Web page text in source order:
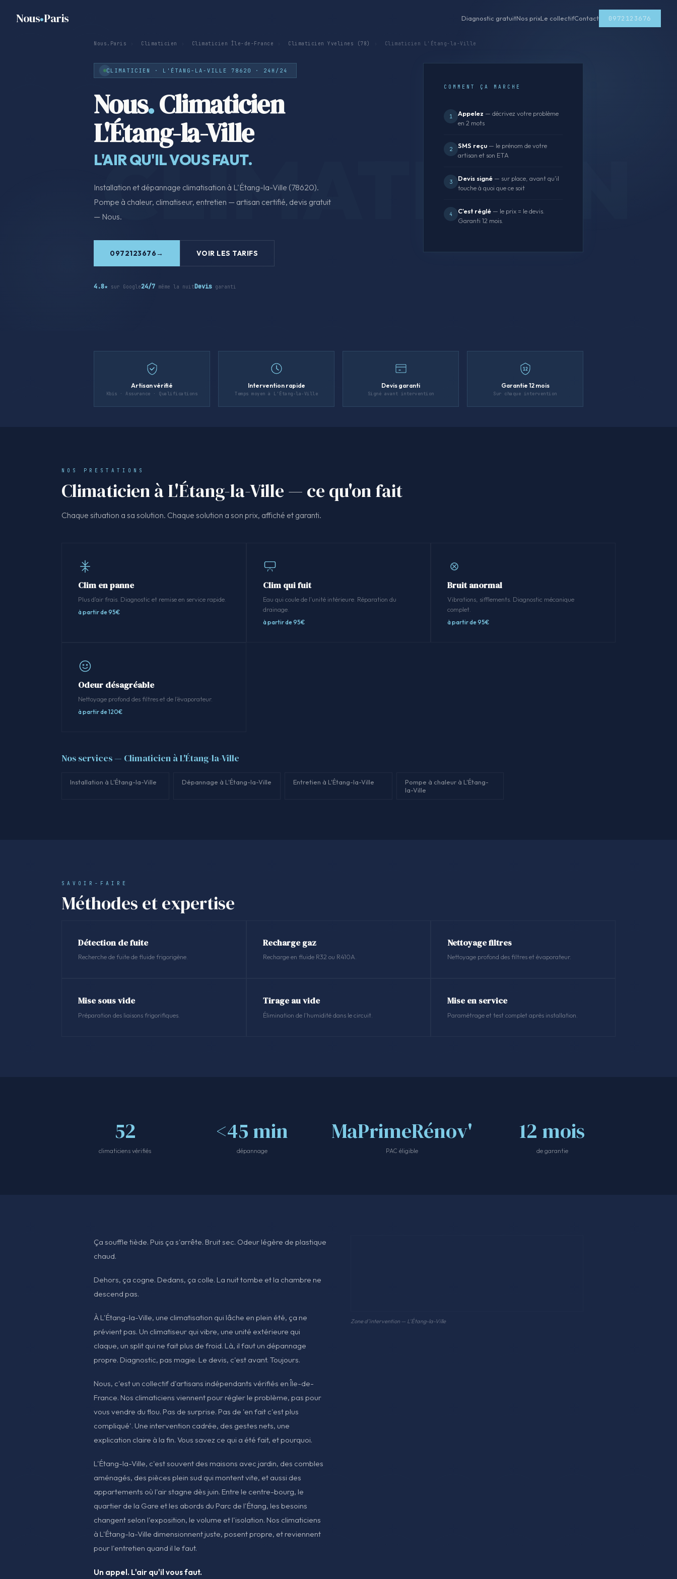
Nous Paris Diagnostic gratuitNos prixLe collectifContact 0972123676
Nous.Paris Climaticien Climaticien Île-de-France Climaticien Yvelines (78) Climaticien L'Étang-la-Ville
CLIMATICIEN · L'ÉTANG-LA-VILLE 78620 · 24H/24
Nous.Climaticien
L'Étang-la-Ville
L'AIR QU'IL VOUS FAUT.
Installation et dépannage climatisation à L'Étang-la-Ville (78620).
Pompe à chaleur, climatiseur, entretien — artisan certifié, devis gratuit
— Nous.
0972123676 VOIR LES TARIFS
4.8★ sur Google24/7 même la nuitDevis garanti
COMMENT ÇA MARCHE
1 Appelez — décrivez votre problème
en 2 mots
2 SMS reçu — le prénom de votre
artisan et son ETA
3 Devis signé — sur place, avant qu'il
touche à quoi que ce soit
4 C'est réglé — le prix = le devis.
Garanti 12 mois.
Artisan vérifié
Kbis · Assurance · Qualifications
Intervention rapide
Temps moyen à L'Étang-la-Ville
Devis garanti
Signé avant intervention
12
Garantie 12 mois
Sur chaque intervention
NOS PRESTATIONS
Climaticien à L'Étang-la-Ville — ce qu'on fait
Chaque situation a sa solution. Chaque solution a son prix, affiché et garanti.
Clim en panne
Plus d'air frais. Diagnostic et remise en service rapide.
à partir de 95€
Clim qui fuit
Eau qui coule de l'unité intérieure. Réparation du
drainage.
à partir de 95€
Bruit anormal
Vibrations, sifflements. Diagnostic mécanique
complet.
à partir de 95€
Odeur désagréable
Nettoyage profond des filtres et de l'évaporateur.
à partir de 120€
Nos services — Climaticien à L'Étang-la-Ville
Installation à L'Étang-la-Ville Dépannage à L'Étang-la-Ville Entretien à L'Étang-la-Ville
Pompe à chaleur à L'Étang-
la-Ville
SAVOIR-FAIRE
Méthodes et expertise
Détection de fuite
Recherche de fuite de fluide frigorigène.
Recharge gaz
Recharge en fluide R32 ou R410A.
Nettoyage filtres
Nettoyage profond des filtres et évaporateur.
Mise sous vide
Préparation des liaisons frigorifiques.
Tirage au vide
Élimination de l'humidité dans le circuit.
Mise en service
Paramétrage et test complet après installation.
52
climaticiens vérifiés
<45 min
dépannage
MaPrimeRénov'
PAC éligible
12 mois
de garantie
Ça souffle tiède. Puis ça s'arrête. Bruit sec. Odeur légère de plastique
chaud.
Dehors, ça cogne. Dedans, ça colle. La nuit tombe et la chambre ne
descend pas.
À L'Étang-la-Ville, une climatisation qui lâche en plein été, ça ne
prévient pas. Un climatiseur qui vibre, une unité extérieure qui
claque, un split qui ne fait plus de froid. Là, il faut un dépannage
propre. Diagnostic, pas magie. Le devis, c'est avant. Toujours.
Nous, c'est un collectif d'artisans indépendants vérifiés en Île-de-
France. Nos climaticiens viennent pour régler le problème, pas pour
vous vendre du flou. Pas de surprise. Pas de 'en fait c'est plus
compliqué'. Une intervention cadrée, des gestes nets, une
explication claire à la fin. Vous savez ce qui a été fait, et pourquoi.
L'Étang-la-Ville, c'est souvent des maisons avec jardin, des combles
aménagés, des pièces plein sud qui montent vite, et aussi des
appartements où l'air stagne dès juin. Entre le centre-bourg, le
quartier de la Gare et les abords du Parc de l'Étang, les besoins
changent selon l'exposition, le volume et l'isolation. Nos climaticiens
à L'Étang-la-Ville dimensionnent juste, posent propre, et reviennent
pour l'entretien quand il le faut.
Un appel. L'air qu'il vous faut.
Zone d'intervention — L'Étang-la-Ville